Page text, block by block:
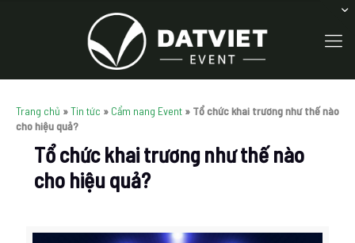
Trang chủ »Tin tức » Cẩm nang Event » Tổ chức khai trương như thế nào
cho hiệu quả?
Tổ chức khai trương như thế nào
cho hiệu quả?